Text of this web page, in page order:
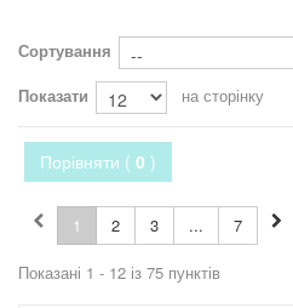
Сортування
Показати
на сторінку
Порівняти ( 0 )
1 2 3 ... 7
Показані 1 - 12 із 75 пунктів